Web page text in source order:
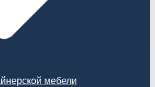
мебели